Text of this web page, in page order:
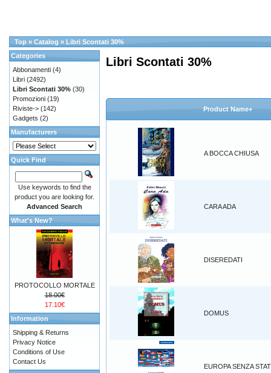
Top » Catalog » Libri Scontati 30%
Libri Scontati 30%
Product Name+
A BOCCA CHIUSA
CARA ADA
DISEREDATI
DOMUS
EUROPA SENZA
Categories
Abbonamenti (4)
Libri (2492)
Libri Scontati 30% (30)
Promozioni (19)
Riviste-> (142)
Gadgets (2)
Manufacturers
Quick Find
Use keywords to find the
product you are looking for.
Advanced Search
What's New?
PROTOCOLLO MORTALE
18.00€
17.10€
Information
Shipping & Returns
Privacy Notice
Conditions of Use
Contact Us